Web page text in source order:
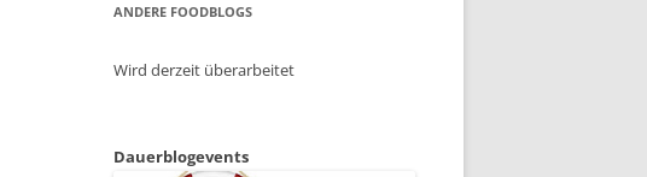
ANDERE FOODBLOGS
Wird derzeit überarbeitet
Dauerblogevents